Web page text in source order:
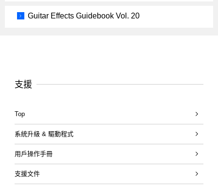
Guitar Effects Guidebook Vol. 20
支援
Top
系統升級 & 驅動程式
用戶操作手冊
支援文件